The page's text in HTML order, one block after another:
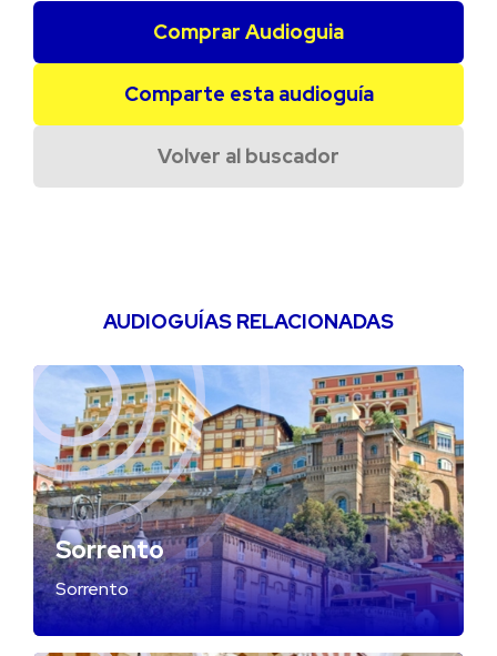
Comprar Audioguia
Comparte esta audioguía
Volver al buscador
AUDIOGUÍAS RELACIONADAS
Sorrento
Sorrento